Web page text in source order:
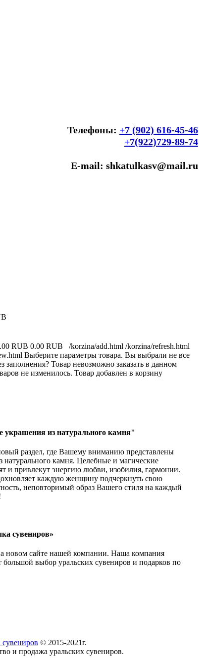
Телефоны: +7 (902) 616-45-46
+7(922)729-89-74
E-mail: shkatulkasv@mail.ru
RUB 0.00 RUB /korzina/add.html /korzina/refresh.html
Выберите параметры товара. Вы выбрали не все
заполнения? Товар невозможно заказать в данном
не изменилось. Товар добавлен в корзину
из натурального камня"
раздел, где Вашему вниманию представлены
натурального камня. Целебные и магические
и привлекут энергию любви, изобилия, гармонии.
каждую женщину подчеркнуть свою
неповторимый образ Вашего стиля на каждый
сувениров»
новом сайте нашей компании. Наша компания
большой выбор уральских сувениров и подарков по
© 2015-2021г.
и продажа уральских сувениров.